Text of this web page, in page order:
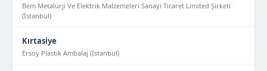
Bem Metalürji Ve Elektrik Malzemeleri Sanayi Ticaret Limited Şirketi
(İstanbul)
Kırtasiye
Ersoy Plastik Ambalaj (İstanbul)